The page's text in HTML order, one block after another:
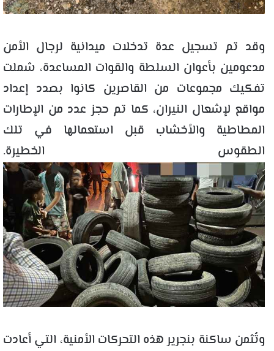
وقد تم تسجيل عدة تدخلات ميدانية لرجال الأمن
مدعومين بأعوان السلطة والقوات المساعدة، شملت
تفكيك مجموعات من القاصرين كانوا بصدد إعداد
مواقع لإشعال النيران، كما تم حجز عدد من الإطارات
المطاطية والأخشاب قبل استعمالها في تلك
الطقوس الخطيرة.
وتُثمن ساكنة بنجرير هذه التحركات الأمنية، التي أعادت